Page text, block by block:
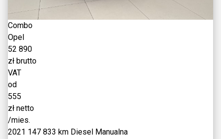
Combo
Opel
52 890
zł brutto
VAT
od
555
zł netto
/mies.
2021 147 833 km Diesel Manualna